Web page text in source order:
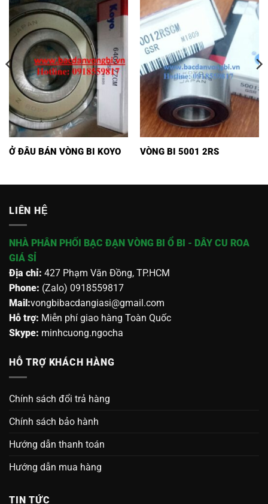
Ở ĐÂU BÁN VÒNG BI KOYO VÒNG BI 5001 2RS
LIÊN HỆ
NHÀ PHÂN PHỐI BẠC ĐẠN VÒNG BI Ổ BI - DÂY CU ROA
GIÁ SỈ
Địa chỉ: 427 Phạm Văn Đồng, TP.HCM
Phone: (Zalo) 0918559817
Mail:vongbibacdangiasi@gmail.com
Hỗ trợ: Miễn phí giao hàng Toàn Quốc
Skype: minhcuong.ngocha
HỖ TRỢ KHÁCH HÀNG
Chính sách đổi trả hàng
Chính sách bảo hành
Hướng dẫn thanh toán
Hướng dẫn mua hàng
TIN TỨC